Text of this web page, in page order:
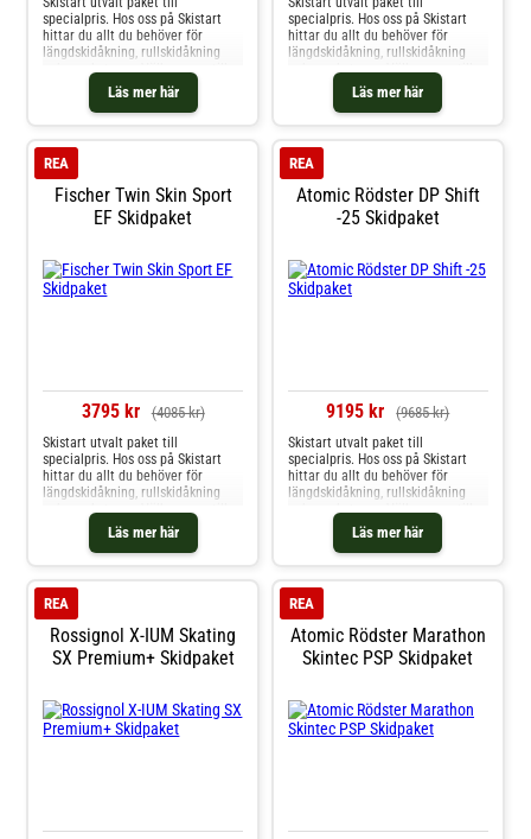
Läs mer här
specialpris. Hos oss på Skistart
hittar du allt du behöver för
längdskidåkning, rullskidåkning
och mycket mer. Välkommen till
Läs mer här
specialpris. Hos oss på Skistart
hittar du allt du behöver för
längdskidåkning, rullskidåkning
och mycket mer. Välkommen till
Fischer Twin Skin Sport
EF Skidpaket
REA
3795 kr (4085 kr)
Läs mer här
Skistart utvalt paket till
specialpris. Hos oss på Skistart
hittar du allt du behöver för
längdskidåkning, rullskidåkning
och mycket mer. Välkommen till
Atomic Rödster DP Shift
-25 Skidpaket
REA
9195 kr (9685 kr)
Läs mer här
Skistart utvalt paket till
specialpris. Hos oss på Skistart
hittar du allt du behöver för
längdskidåkning, rullskidåkning
och mycket mer. Välkommen till
Rossignol X-IUM Skating
SX Premium+ Skidpaket
REA
Atomic Rödster Marathon
Skintec PSP Skidpaket
REA